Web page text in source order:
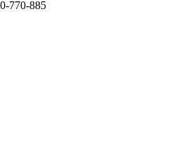
770-885